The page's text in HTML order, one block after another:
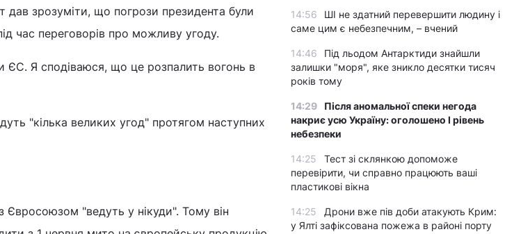
дав зрозуміти, що погрози президента були
час переговорів про можливу угоду.
Я сподіваюся, що це розпалить вогонь в
"кілька великих угод" протягом наступних
"ведуть у нікуди". Тому він
14:56
ШІ не здатний перевершити людину і
саме цим є небезпечним, – вчений
14:46
Під льодом Антарктиди знайшли
залишки "моря", яке зникло десятки тисяч
років тому
14:29
Після аномальної спеки негода
накриє усю Україну: оголошено І рівень
небезпеки
14:25
Тест зі склянкою допоможе
перевірити, чи справно працюють ваші
пластикові вікна
14:25
Дрони вже пів доби атакують Крим:
у Ялті зафіксована пожежа в районі порту